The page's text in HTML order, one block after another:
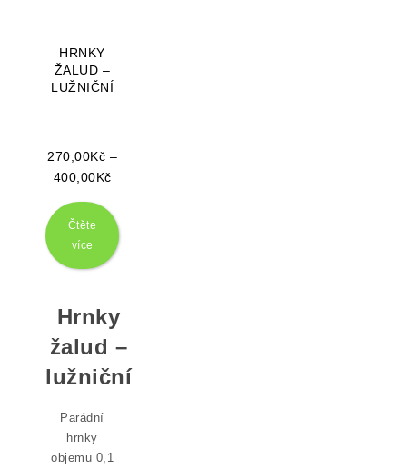
HRNKY
ŽALUD –
LUŽNIČNÍ
270,00Kč –
400,00KčRozpětí cen: 270,00Kč až 400,00Kč
Čtěte
více
Hrnky
žalud –
lužniční
Parádní
hrnky
objemu 0,1